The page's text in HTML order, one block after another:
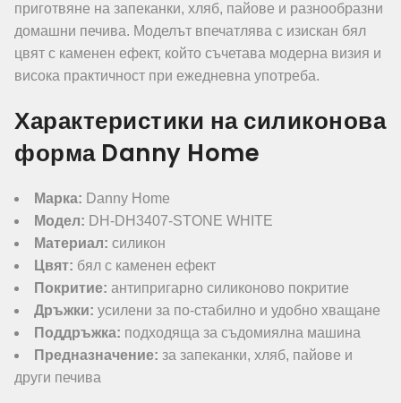
приготвяне на запеканки, хляб, пайове и разнообразни
домашни печива. Моделът впечатлява с изискан бял
цвят с каменен ефект, който съчетава модерна визия и
висока практичност при ежедневна употреба.
Характеристики на силиконова
форма Danny Home
Марка: Danny Home
Модел: DH-DH3407-STONE WHITE
Материал: силикон
Цвят: бял с каменен ефект
Покритие: антипригарно силиконово покритие
Дръжки: усилени за по-стабилно и удобно хващане
Поддръжка: подходяща за съдомиялна машина
Предназначение: за запеканки, хляб, пайове и
други печива